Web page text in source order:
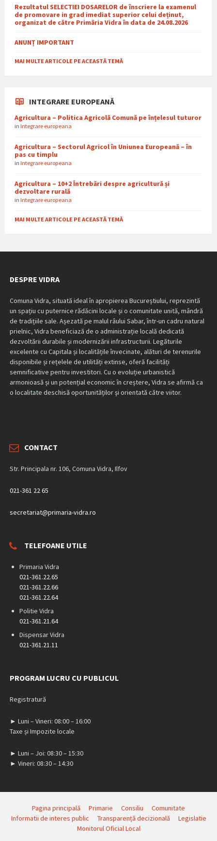
Rezultatul SELECTIEI DOSARELOR de înscriere la examenul
de promovare in grad imediat superior celui deținut,
organizat de către Primăria Vidra în data de 24.08.2026
ANUNȚ IMPORTANT
MAI MULTE ARTICOLE PE ACEASTĂ TEMĂ
INTEGRARE EUROPEANĂ
Agricultura – Politica Agricolă Comună pe înțelesul tuturor
in Integrare europeana
Agricultura – Sectorul Agricol în Uniunea Europeană – în
pas cu timplu
in Integrare europeana
Agricultura – 10+2 Întrebări despre agricultură și
dezvoltare rurală
in Integrare europeana
MAI MULTE ARTICOLE PE ACEASTĂ TEMĂ
DESPRE VIDRA
Comuna Vidra, situată ideal în apropierea Bucureștiului, reprezintă
un spațiu cu puternice rădăcini locale și o comunitate unită, mândră
de tradițiile sale. Așezată pe malul râului Sabar, într-un cadru natural
prielnic, Vidra beneficiază de o administrație locală dedicată
dezvoltării durabile și modernizării infrastructurii. Legăturile
excelente cu Capitala și localitățile învecinate, alături de terenurile
disponibile și rețelele de utilități extinse, oferă facilități
semnificative pentru investitori. Cu o evoluție urbanistică
armonioasă și un potențial economic în creștere, Vidra se afirmă ca
o localitate deschisă oportunităților și orientată către viitor.
CONTACT
Str. Principala nr. 106, Comuna Vidra, Ilfov
021-361 22 65
secretariat@primaria-vidra.ro
TELEFOANE UTILE
Primaria Vidra
021-361.22.65
021-361.22.66
021-361.22.64
Politie Vidra
021-361.21.64
Dispensar Vidra
021-361.21.11
PROGRAM LUCRU CU PUBLICUL
Registratură
► Luni – Vineri: 08:00 – 16:00
Taxe și Impozite locale
► Luni – Joi: 08:30 – 15:30
► Vineri: 08:30 – 14:30
Pagina principală Primarie Consiliu
Comunitate
Informatii de interes public
Transparență decizională
Legislatie
Monitorul Oficial Local